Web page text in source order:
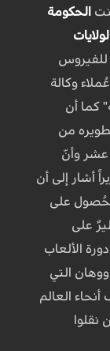
الحكومة
الولايات
للفيروس
وكالة
كما أن
من
عشر وأنّ
أشار إلى أن
على
على
الألعاب
التي
أنحاء العالم